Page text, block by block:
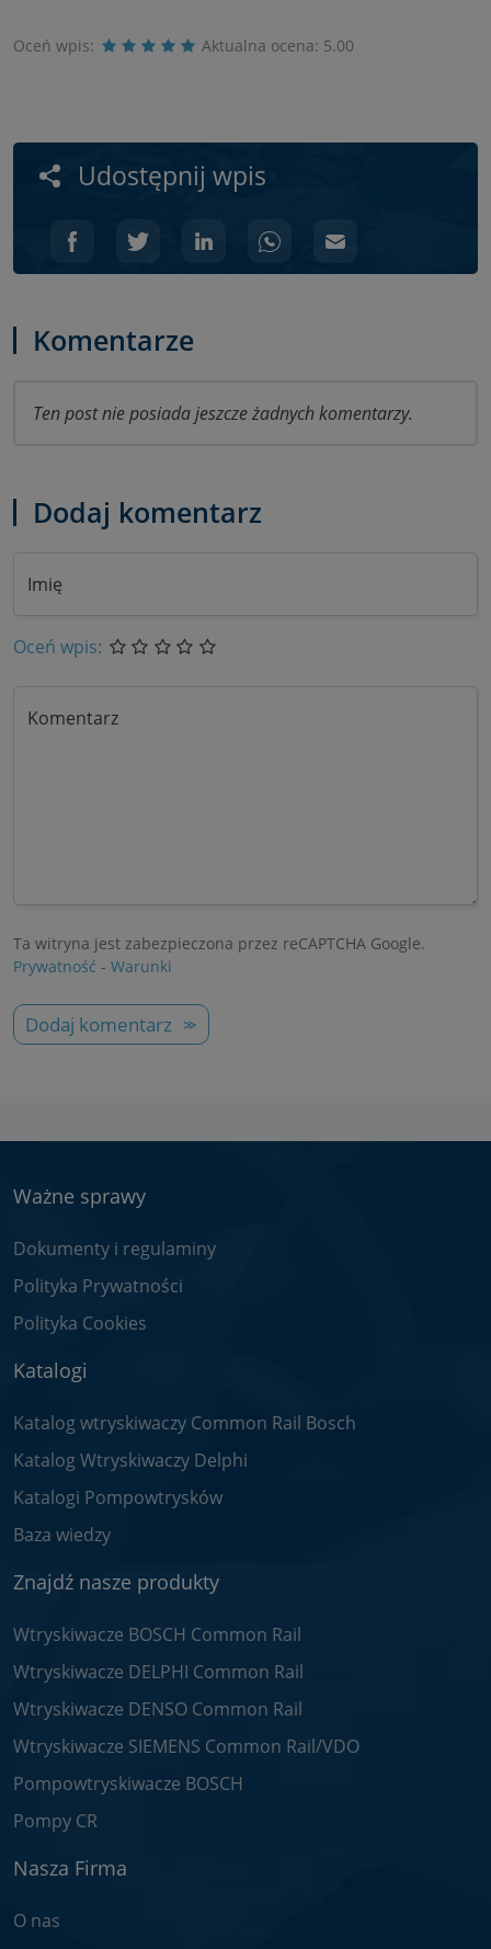
Oceń wpis: Aktualna ocena: 5.00
Udostępnij wpis
Komentarze
Ten post nie posiada jeszcze żadnych komentarzy.
Dodaj komentarz
Imię
Oceń wpis:
Komentarz
Ta witryna jest zabezpieczona przez reCAPTCHA Google.
Prywatność - Warunki
Dodaj komentarz
Ważne sprawy
Dokumenty i regulaminy
Polityka Prywatności
Polityka Cookies
Katalogi
Katalog wtryskiwaczy Common Rail Bosch
Katalog Wtryskiwaczy Delphi
Katalogi Pompowtrysków
Baza wiedzy
Znajdź nasze produkty
Wtryskiwacze BOSCH Common Rail
Wtryskiwacze DELPHI Common Rail
Wtryskiwacze DENSO Common Rail
Wtryskiwacze SIEMENS Common Rail/VDO
Pompowtryskiwacze BOSCH
Pompy CR
Nasza Firma
O nas